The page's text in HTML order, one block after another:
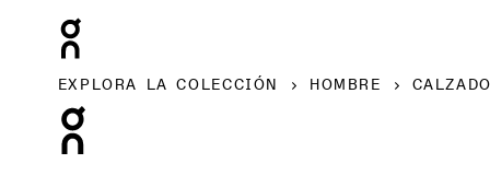
EXPLORA LA COLECCIÓN HOMBRE